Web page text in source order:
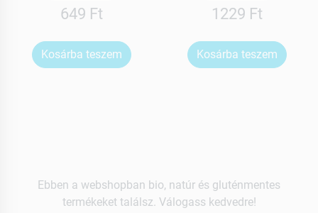
649 Ft
Kosárba teszem
1229 Ft
Kosárba teszem
Ebben a webshopban bio, natúr és gluténmentes
termékeket találsz. Válogass kedvedre!